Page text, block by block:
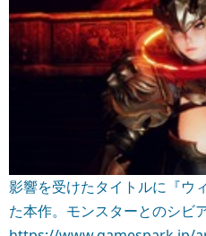
影響を受けたタイトルに『ウ
た本作。モンスターとのシビ